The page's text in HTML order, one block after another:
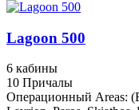
Lagoon 500
6 кабины
10 Причалы
Операционный Areas: